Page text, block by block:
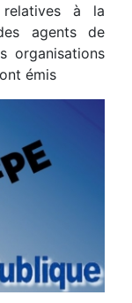
relatives à la
agents de
organisations
émis